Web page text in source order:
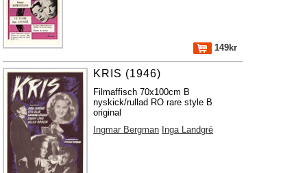
149kr
KRIS (1946)
Filmaffisch 70x100cm B
nyskick/rullad RO rare style B
original
Ingmar Bergman Inga Landgré